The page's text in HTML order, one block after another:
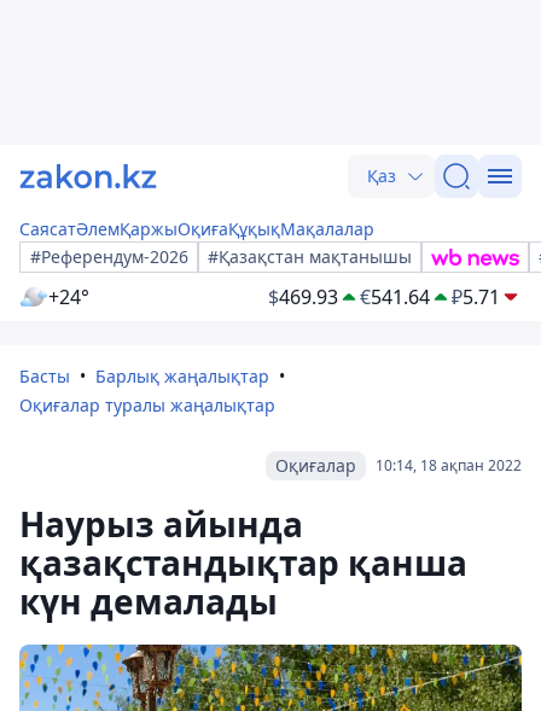
Қаз
СаясатӘлемҚаржыОқиғаҚұқықМақалалар
#Референдум-2026
#Қазақстан мақтанышы
+24° $469.93 €541.64 ₽5.71
Басты
Барлық жаңалықтар
Оқиғалар туралы жаңалықтар
10:14, 18 ақпан 2022
Оқиғалар
Наурыз айында
қазақстандықтар қанша
күн демалады